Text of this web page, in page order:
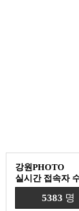
강원PHOTO
실시간 접속자
5383 명